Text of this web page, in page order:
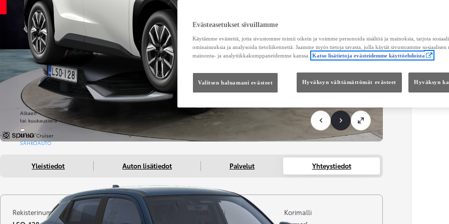
Alkaen
tai kuukausierä
Urban Cruiser
SÄHKÖAUTO
Yleistiedot Auton lisätiedot Palvelut Yhteystiedot
Rekisterinumero
Kilometrit
Vuosimalli
Korimalli
Evästeasetukset sivuillamme
Käytämme evästeitä, jotta sivustomme toimii oikein ja voimme personoida sisältöä ja mainoksia, tarjota
ominaisuuksia ja analysoida tietoliikennettä. Jaamme myös tietoja tavasta, jolla käytät sivustoamme sosiaalisen
mainonta- ja analytiikkakumppaneidemme kanssa.
Katso lisätietoja evästeidemme käyttöehdoista
Valitsen haluamani evästeet Hyväksyn välttämättömät evästeet Hyväksyn